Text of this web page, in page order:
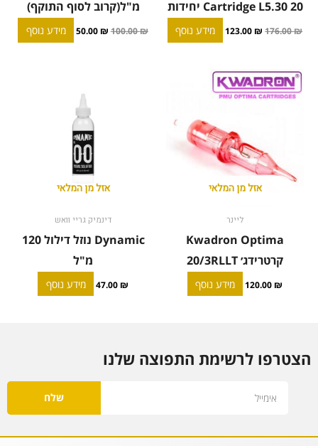
Cartridge L5.30 20 יחידות
176.00₪
123.00 ₪ מידע נוסף
מ"ל(קרוב לסוף התוקף)
100.00₪
50.00 ₪ מידע נוסף
אזל מן המלאי
ליינר
Kwadron Optima
קרטרידג׳ 20/3RLLT
120.00 ₪ מידע נוסף
אזל מן המלאי
דינמיק גריי וואש
Dynamic נוזל דילול 120
מ"ל
47.00 ₪ מידע נוסף
הצטרפו לרשימת התפוצה שלנו
שלח